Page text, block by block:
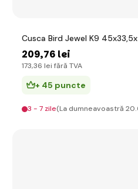
Cusca Bird Jewel K9
209,76 lei
173,36 lei fără TVA
+ 45 puncte
3 - 7 zile(La dumneavoastră